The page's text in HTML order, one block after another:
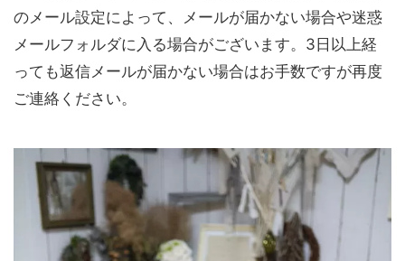
のメール設定によって、メールが届かない場合や迷惑
メールフォルダに入る場合がございます。3日以上経
っても返信メールが届かない場合はお手数ですが再度
ご連絡ください。